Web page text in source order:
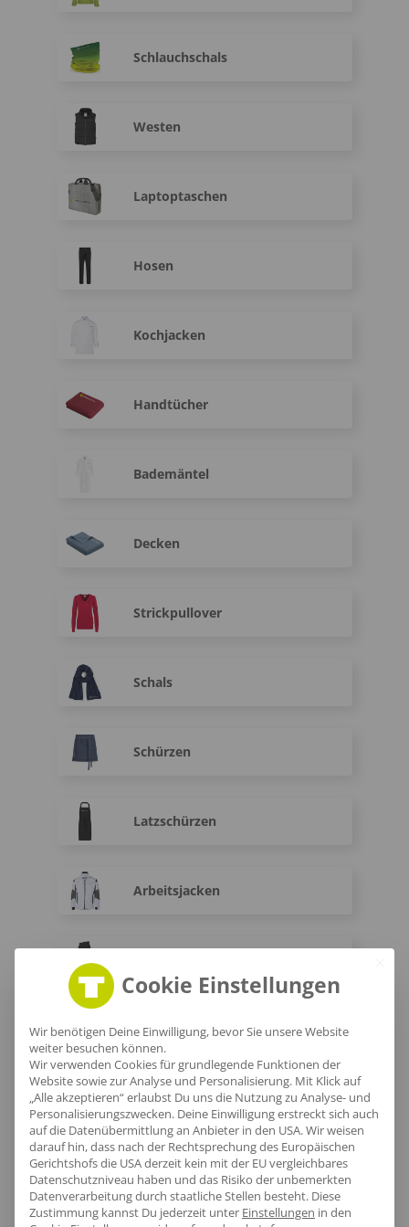
Schlauchschals
Westen
Laptoptaschen
Hosen
Kochjacken
Handtücher
Bademäntel
Decken
Strickpullover
Schals
Schürzen
Latzschürzen
Arbeitsjacken
Warnwesten
Warnschutz-T-Shirts
Fleece Warnschutzjacken
Cookie Einstellungen
Wir benötigen Deine Einwilligung, bevor Sie unsere Website
weiter besuchen können.
Wir verwenden Cookies für grundlegende Funktionen der
Website sowie zur Analyse und Personalisierung. Mit Klick auf
„Alle akzeptieren“ erlaubst Du uns die Nutzung zu Analyse- und
Personalisierungszwecken. Deine Einwilligung erstreckt sich auch
auf die Datenübermittlung an Anbieter in den USA. Wir weisen
darauf hin, dass nach der Rechtsprechung des Europäischen
Gerichtshofs die USA derzeit kein mit der EU vergleichbares
Datenschutzniveau haben und das Risiko der unbemerkten
Datenverarbeitung durch staatliche Stellen besteht. Diese
Zustimmung kannst Du jederzeit unter Einstellungen in den